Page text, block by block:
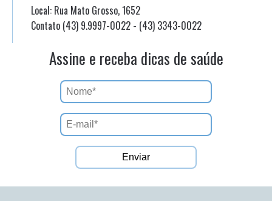
Local: Rua Mato Grosso, 1652
Contato (43) 9.9997-0022 - (43) 3343-0022
Assine e receba dicas de saúde